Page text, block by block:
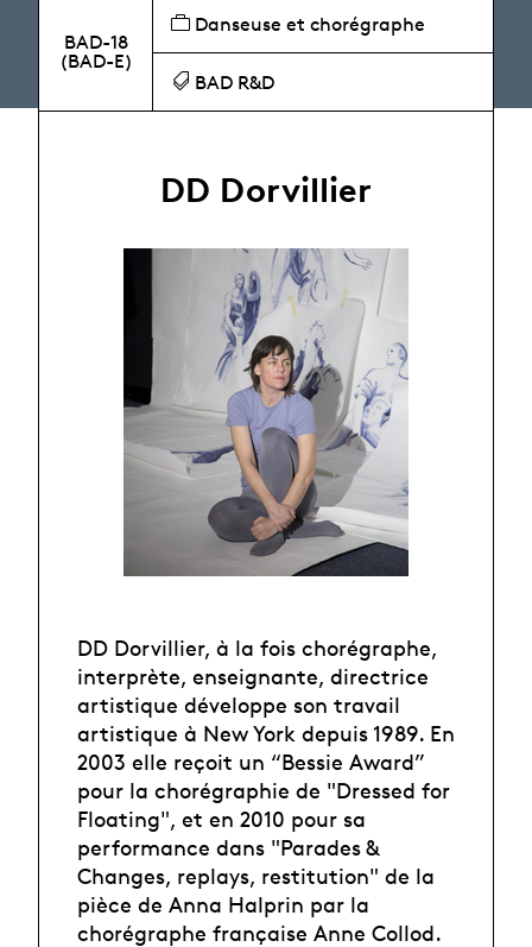
BAD-18
(BAD-E)
Danseuse et chorégraphe
BAD R&D
DD Dorvillier
DD Dorvillier, à la fois chorégraphe,
interprète, enseignante, directrice
artistique développe son travail
artistique à New York depuis 1989. En
2003 elle reçoit un “Bessie Award”
pour la chorégraphie de "Dressed for
Floating", et en 2010 pour sa
performance dans "Parades &
Changes, replays, restitution" de la
pièce de Anna Halprin par la
chorégraphe française Anne Collod.